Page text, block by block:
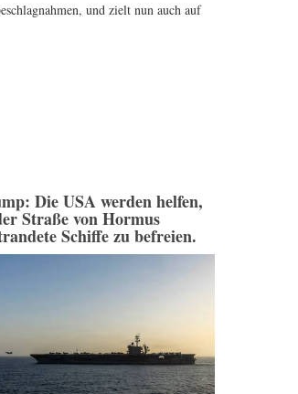
und zielt nun auch auf
Die USA werden helfen,
Straße von Hormus
Schiffe zu befreien.